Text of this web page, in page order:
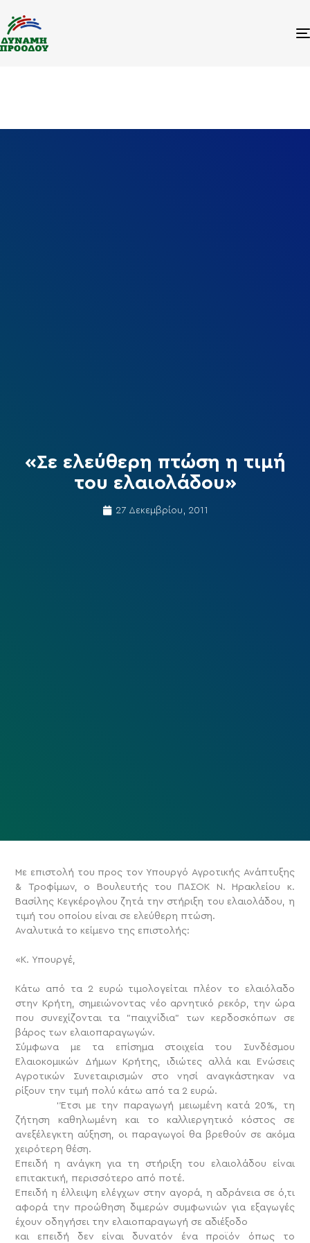
«Σε ελεύθερη πτώση η τιμή
του ελαιολάδου»
27 Δεκεμβρίου, 2011
Με επιστολή του προς τον Υπουργό Αγροτικής Ανάπτυξης
& Τροφίμων, ο Βουλευτής του ΠΑΣΟΚ Ν. Ηρακλείου κ.
Βασίλης Κεγκέρογλου ζητά την στήριξη του ελαιολάδου, η
τιμή του οποίου είναι σε ελεύθερη πτώση.
Αναλυτικά το κείμενο της επιστολής:
«Κ. Υπουργέ,
Κάτω από τα 2 ευρώ τιμολογείται πλέον το ελαιόλαδο
στην Κρήτη, σημειώνοντας νέο αρνητικό ρεκόρ, την ώρα
που συνεχίζονται τα "παιχνίδια" των κερδοσκόπων σε
βάρος των ελαιοπαραγωγών.
Σύμφωνα με τα επίσημα στοιχεία του Συνδέσμου
Ελαιοκομικών Δήμων Κρήτης, ιδιώτες αλλά και Ενώσεις
Αγροτικών Συνεταιρισμών στο νησί αναγκάστηκαν να
ρίξουν την τιμή πολύ κάτω από τα 2 ευρώ.
‘Έτσι με την παραγωγή μειωμένη κατά 20%, τη
ζήτηση καθηλωμένη και το καλλιεργητικό κόστος σε
ανεξέλεγκτη αύξηση, οι παραγωγοί θα βρεθούν σε ακόμα
χειρότερη θέση.
Επειδή η ανάγκη για τη στήριξη του ελαιολάδου είναι
επιτακτική, περισσότερο από ποτέ.
Επειδή η έλλειψη ελέγχων στην αγορά, η αδράνεια σε ό,τι
αφορά την προώθηση διμερών συμφωνιών για εξαγωγές
έχουν οδηγήσει την ελαιοπαραγωγή σε αδιέξοδο
και επειδή δεν είναι δυνατόν ένα προϊόν όπως το